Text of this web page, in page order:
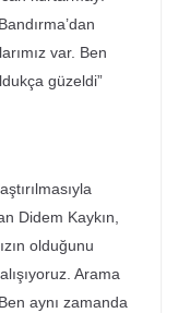
var. Ben
güzeldi”
Didem Kaykın,
olduğunu
Arama
aynı zamanda